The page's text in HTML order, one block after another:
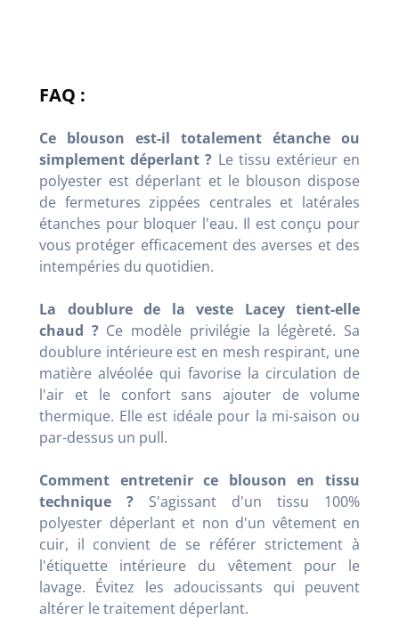
FAQ :
Ce blouson est-il totalement étanche ou
simplement déperlant ? Le tissu extérieur en
polyester est déperlant et le blouson dispose
de fermetures zippées centrales et latérales
étanches pour bloquer l'eau. Il est conçu pour
vous protéger efficacement des averses et des
intempéries du quotidien.
La doublure de la veste Lacey tient-elle
chaud ?Ce modèle privilégie la légèreté. Sa
doublure intérieure est en mesh respirant, une
matière alvéolée qui favorise la circulation de
l'air et le confort sans ajouter de volume
thermique. Elle est idéale pour la mi-saison ou
par-dessus un pull.
Comment entretenir ce blouson en tissu
technique ? S'agissant d'un tissu 100%
polyester déperlant et non d'un vêtement en
cuir, il convient de se référer strictement à
l'étiquette intérieure du vêtement pour le
lavage. Évitez les adoucissants qui peuvent
altérer le traitement déperlant.